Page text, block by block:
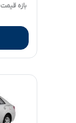
بازه قیمت